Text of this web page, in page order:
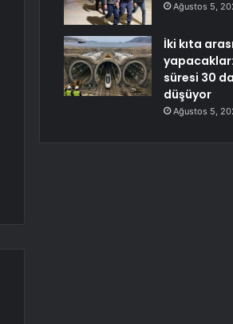
Ağustos 5,
İki kıta
süresi 30
düşüyor
Ağustos 5,